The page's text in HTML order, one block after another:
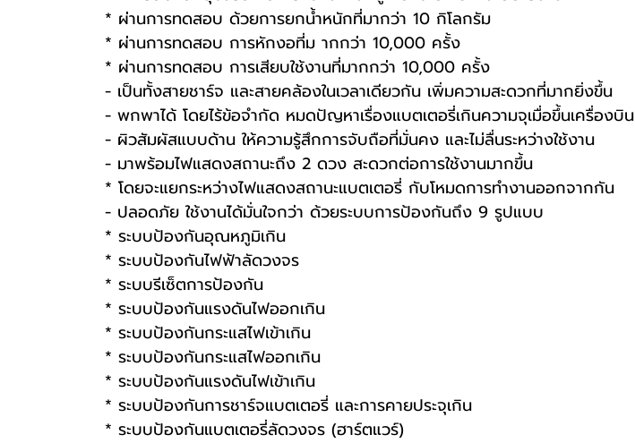
* ผ่านการทดสอบ ด้วยการยกน้ำหนักที่มากว่า 10 กิโลกรัม
* ผ่านการทดสอบ การหักงอที่ม ากกว่า 10,000 ครั้ง
* ผ่านการทดสอบ การเสียบใช้งานที่มากกว่า 10,000 ครั้ง
- เป็นทั้งสายชาร์จ และสายคล้องในเวลาเดียวกัน เพิ่มความสะดวกที่มากยิ่งขึ้น
- พกพาได้ โดยไร้ข้อจำกัด หมดปัญหาเรื่องแบตเตอรี่เกินความจุเมื่อขึ้นเครื่องบิน
- ผิวสัมผัสแบบด้าน ให้ความรู้สึกการจับถือที่มั่นคง และไม่ลื่นระหว่างใช้งาน
- มาพร้อมไฟแสดงสถานะถึง 2 ดวง สะดวกต่อการใช้งานมากขึ้น
* โดยจะแยกระหว่างไฟแสดงสถานะแบตเตอรี่ กับโหมดการทำงานออกจากกัน
- ปลอดภัย ใช้งานได้มั่นใจกว่า ด้วยระบบการป้องกันถึง 9 รูปแบบ
* ระบบป้องกันอุณหภูมิเกิน
* ระบบป้องกันไฟฟ้าลัดวงจร
* ระบบรีเซ็ตการป้องกัน
* ระบบป้องกันแรงดันไฟออกเกิน
* ระบบป้องกันกระแสไฟเข้าเกิน
* ระบบป้องกันกระแสไฟออกเกิน
* ระบบป้องกันแรงดันไฟเข้าเกิน
* ระบบป้องกันการชาร์จแบตเตอรี่ และการคายประจุเกิน
* ระบบป้องกันแบตเตอรี่ลัดวงจร (ฮาร์ตแวร์)